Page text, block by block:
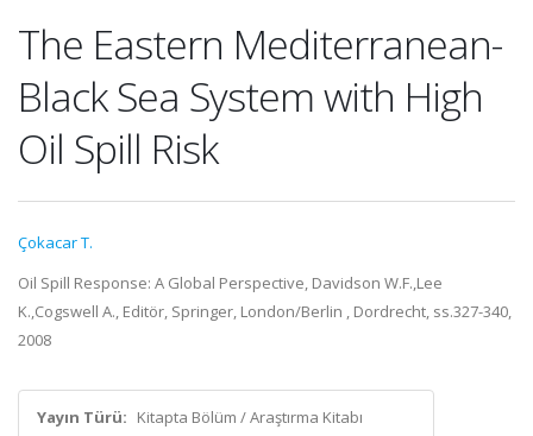
The Eastern Mediterranean-
Black Sea System with High
Oil Spill Risk
Çokacar T.
Oil Spill Response: A Global Perspective, Davidson W.F.,Lee
K.,Cogswell A., Editör, Springer, London/Berlin , Dordrecht, ss.327-340,
2008
Yayın Türü: Kitapta Bölüm / Araştırma Kitabı